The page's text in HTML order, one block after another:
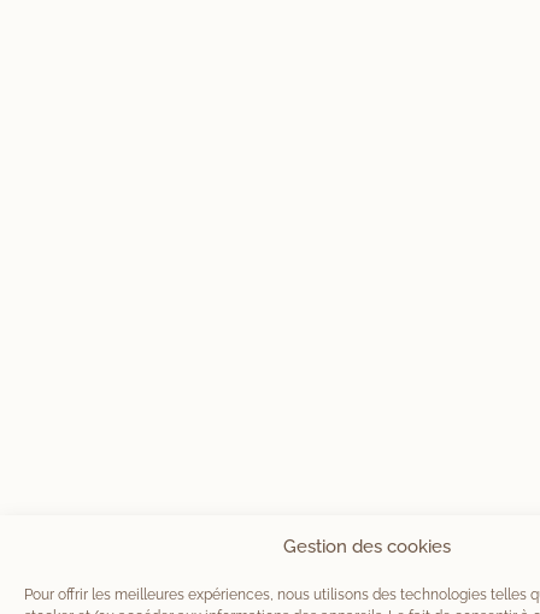
Gestion des cookies
Pour offrir les meilleures expériences, nous utilisons des technologies telles